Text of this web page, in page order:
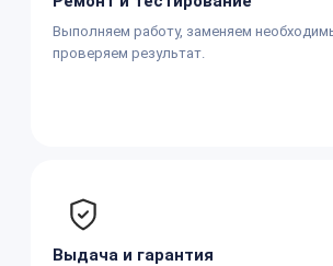
Выполняем работу, заменяем
проверяем результат.
Выдача и гарантия